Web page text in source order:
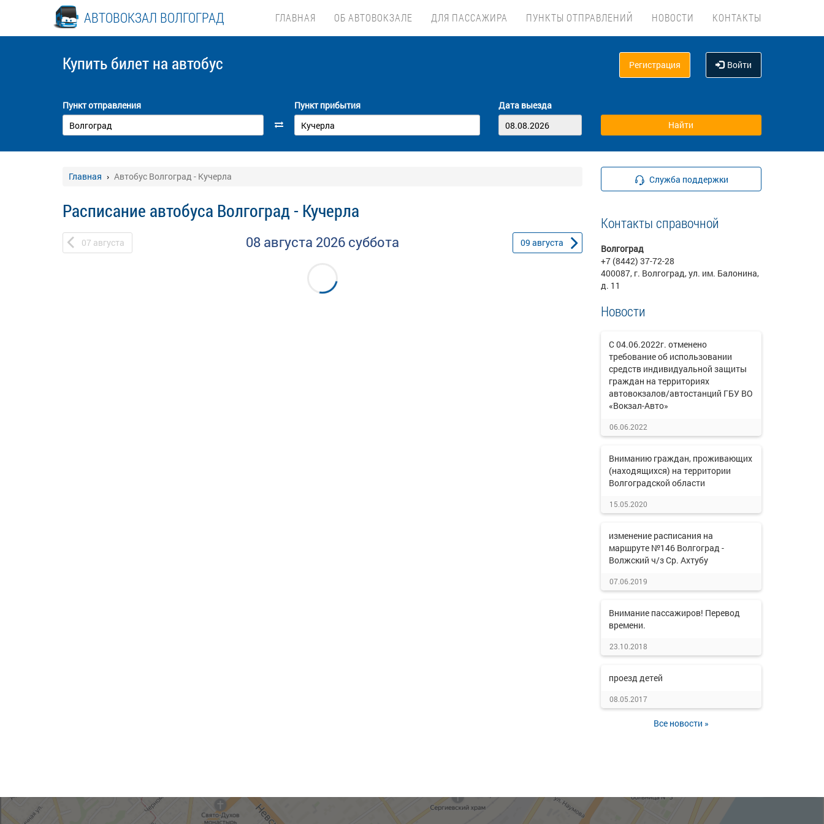
АВТОВОКЗАЛ ВОЛГОГРАД ГЛАВНАЯ ОБ АВТОВОКЗАЛЕ ДЛЯ ПАССАЖИРА ПУНКТЫ ОТПРАВЛЕНИЙ НОВОСТИ КОНТАКТЫ
Купить билет на автобус Регистрация Войти
Пункт отправления Пункт прибытия Дата выезда
Главная Автобус Волгоград - Кучерла
Расписание автобуса Волгоград - Кучерла
07 августа 08 августа 2026 суббота 09 августа
Служба поддержки
Контакты справочной
Волгоград
+7 (8442) 37-72-28
400087, г. Волгоград, ул. им. Балонина,
д. 11
Новости
С 04.06.2022г. отменено
требование об использовании
средств индивидуальной защиты
граждан на территориях
автовокзалов/автостанций ГБУ ВО
«Вокзал-Авто»
06.06.2022
Вниманию граждан, проживающих
(находящихся) на территории
Волгоградской области
15.05.2020
изменение расписания на
маршруте №146 Волгоград -
Волжский ч/з Ср. Ахтубу
07.06.2019
Внимание пассажиров! Перевод
времени.
23.10.2018
проезд детей
08.05.2017
Все новости »